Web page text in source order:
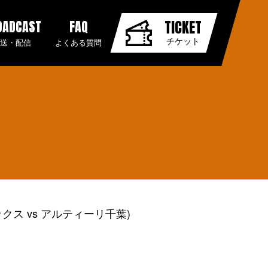
・配信
FAQ
よくある質問
TICKET
チケット
ス vs アルティーリ千葉)